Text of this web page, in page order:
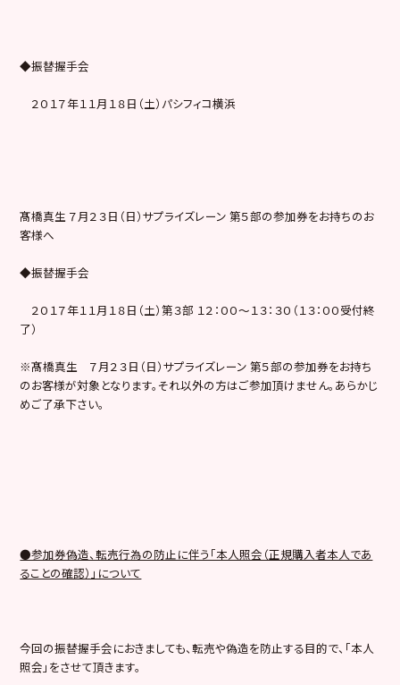
◆振替握手会
２０１７年１１月１８日（土）パシフィコ横浜
髙橋真生 ７月２３日（日）サプライズレーン 第５部の参加券をお持ちのお
客様へ
◆振替握手会
２０１７年１１月１８日（土）第３部 １２：００〜１３：３０（１３：００受付終
了）
※髙橋真生 ７月２３日（日）サプライズレーン 第５部の参加券をお持ち
のお客様が対象となります。それ以外の方はご参加頂けません。あらかじ
めご了承下さい。
●参加券偽造、転売行為の防止に伴う「本人照会（正規購入者本人であ
ることの確認）」について
今回の振替握手会におきましても、転売や偽造を防止する目的で、「本人
照会」をさせて頂きます。